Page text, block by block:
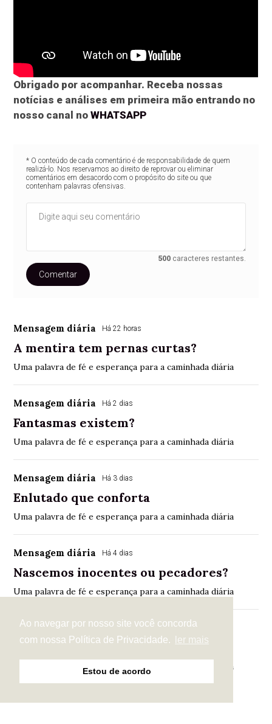
Ao navegar por nosso site você concorda
com nossa Política de Privacidade.
ler mais
Estou de acordo
Obrigado por acompanhar. Receba nossas
notícias e análises em primeira mão entrando no
nosso canal noWHATSAPP
* O conteúdo de cada comentário é de responsabilidade de quem
realizá-lo. Nos reservamos ao direito de reprovar ou eliminar
comentários em desacordo com o propósito do site ou que
contenham palavras ofensivas.
500 caracteres restantes.
Comentar
Mensagem diária Há 22 horas
A mentira tem pernas curtas?
Uma palavra de fé e esperança para a caminhada diária
Mensagem diária Há 2 dias
Fantasmas existem?
Uma palavra de fé e esperança para a caminhada diária
Mensagem diária Há 3 dias
Enlutado que conforta
Uma palavra de fé e esperança para a caminhada diária
Mensagem diária Há 4 dias
Nascemos inocentes ou pecadores?
Uma palavra de fé e esperança para a caminhada diária
Mensagem diária Há 5 dias
Incoerente diante de Deus?
Uma palavra de fé e esperança para a caminhada diária